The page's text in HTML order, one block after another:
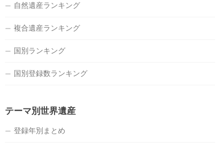
自然遺産ランキング
複合遺産ランキング
国別ランキング
国別登録数ランキング
テーマ別世界遺産
登録年別まとめ